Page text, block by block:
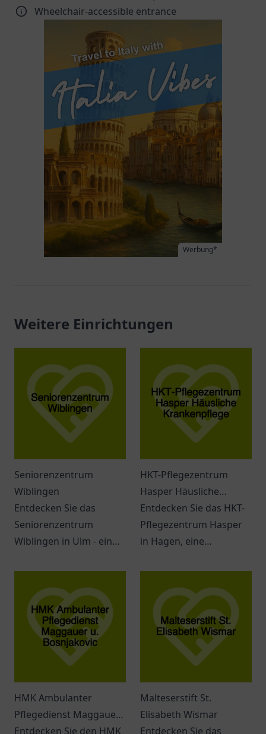
Wheelchair-accessible entrance
Werbung*
Weitere Einrichtungen
Seniorenzentrum
Wiblingen
Entdecken Sie das
Seniorenzentrum
Wiblingen in Ulm - ein
Senioren mit vielfältigen
Angeboten.
HKT-Pflegezentrum
Hasper Häusliche
Krankenpflege
Entdecken Sie das HKT-
Pflegezentrum Hasper
in Hagen, eine
individuelle und
professionelle häusliche
Krankenpflege.
HMK Ambulanter
Pflegedienst Maggauer
u. Bosnjakovic
Entdecken Sie den HMK
Malteserstift St.
Elisabeth Wismar
Entdecken Sie das